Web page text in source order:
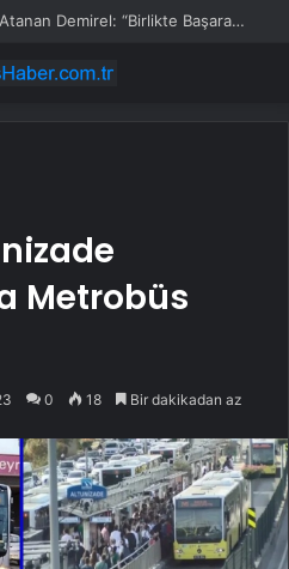
CHP Muş İl Başkanlığı’na Atanan Demirel: “Birlikte Başaracağız, Birlikte Güçleneceğiz”
Metrobüs
0 18 Bir dakikadan az